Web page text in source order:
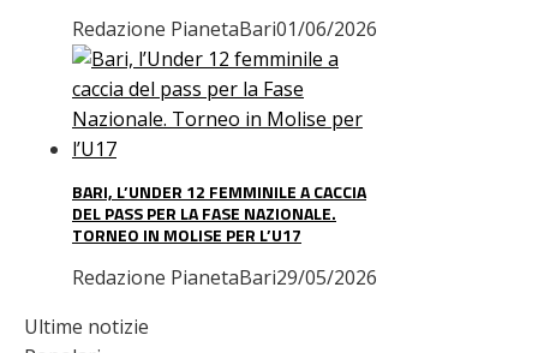
Redazione PianetaBari01/06/2026
BARI, L’UNDER 12 FEMMINILE A CACCIA
DEL PASS PER LA FASE NAZIONALE.
TORNEO IN MOLISE PER L’U17
Redazione PianetaBari29/05/2026
Ultime notizie